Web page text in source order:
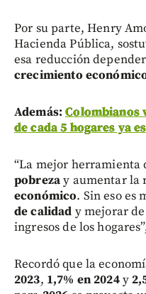
Por su parte, Henry
Hacienda Pública,
esa reducción
crecimiento
Además:Colombianos
de cada 5 hogares ya
“La mejor herramienta
pobrezay aumentar la
económico. Sin eso
de calidad y mejorar
ingresos de los
Recordó que la
2023, 1,7% en 2024y